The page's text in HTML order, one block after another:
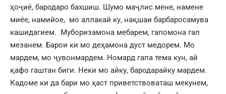
ҳоҷиё, бародаро бахшиш. Шумо маҷлис мене, намене
миёе, намийое, мо аллакай ку, нақшаи барбаросамува
кашидагием. Муборизамона мебарем, гапомона гап
мезанем. Барои ки мо деҳамона дуст медорем. Мо
мардем, мо ҷувонмардем. Номард гапа тема кун, ай
қафо гаштан биги. Неки мо айку, бародарайку мардем.
Кадоме ки да бари мо ҳаст приветствоваташ мекунем,